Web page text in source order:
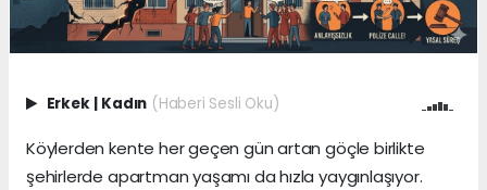
Erkek Kadın (Haberi Sesli Oku)
Köylerden kente her geçen gün artan göçle birlikte
şehirlerde apartman yaşamı da hızla yaygınlaşıyor.